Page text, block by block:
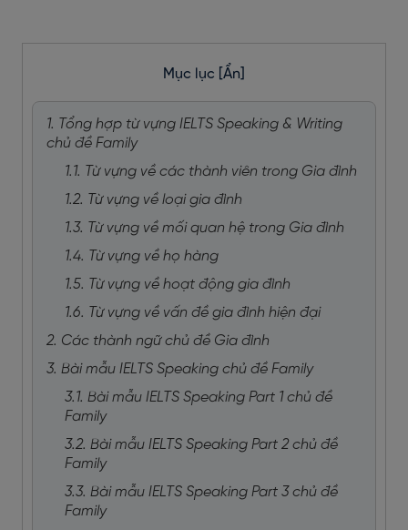
Mục lục [Ẩn]
1. Tổng hợp từ vựng IELTS Speaking & Writing
chủ đề Family
1.1. Từ vựng về các thành viên trong Gia đình
1.2. Từ vựng về loại gia đình
1.3. Từ vựng về mối quan hệ trong Gia đình
1.4. Từ vựng về họ hàng
1.5. Từ vựng về hoạt động gia đình
1.6. Từ vựng về vấn đề gia đình hiện đại
2. Các thành ngữ chủ đề Gia đình
3. Bài mẫu IELTS Speaking chủ đề Family
3.1. Bài mẫu IELTS Speaking Part 1 chủ đề
Family
3.2. Bài mẫu IELTS Speaking Part 2 chủ đề
Family
3.3. Bài mẫu IELTS Speaking Part 3 chủ đề
Family